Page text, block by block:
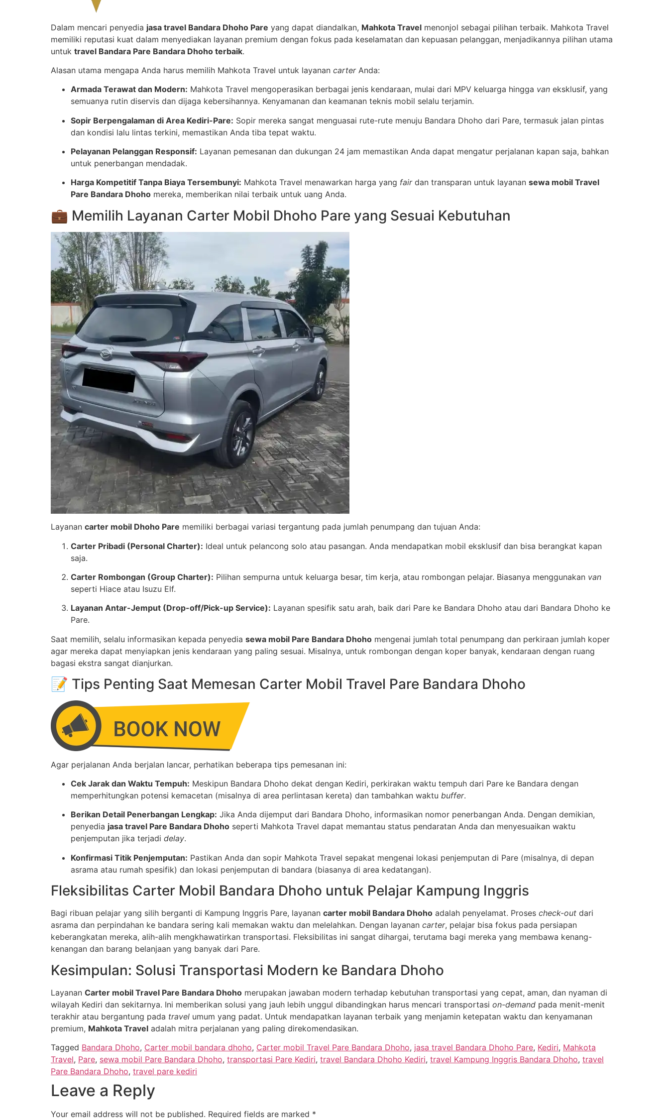
Dalam mencari penyedia jasa travel Bandara Dhoho Pare yang dapat diandalkan, Mahkota Travel menonjol sebagai pilihan terbaik. Mahkota Travel
memiliki reputasi kuat dalam menyediakan layanan premium dengan fokus pada keselamatan dan kepuasan pelanggan, menjadikannya pilihan utama
untuk travel Bandara Pare Bandara Dhoho terbaik.
Alasan utama mengapa Anda harus memilih Mahkota Travel untuk layanan carterAnda:
Armada Terawat dan Modern: Mahkota Travel mengoperasikan berbagai jenis kendaraan, mulai dari MPV keluarga hingga van eksklusif, yang
semuanya rutin diservis dan dijaga kebersihannya. Kenyamanan dan keamanan teknis mobil selalu terjamin.
Sopir Berpengalaman di Area Kediri-Pare: Sopir mereka sangat menguasai rute-rute menuju Bandara Dhoho dari Pare, termasuk jalan pintas
dan kondisi lalu lintas terkini, memastikan Anda tiba tepat waktu.
Pelayanan Pelanggan Responsif: Layanan pemesanan dan dukungan 24 jam memastikan Anda dapat mengatur perjalanan kapan saja, bahkan
untuk penerbangan mendadak.
Harga Kompetitif Tanpa Biaya Tersembunyi: Mahkota Travel menawarkan harga yang fairdan transparan untuk layanan sewa mobil Travel
Pare Bandara Dhoho mereka, memberikan nilai terbaik untuk uang Anda.
💼 Memilih Layanan Carter Mobil Dhoho Pare yang Sesuai Kebutuhan
Layanan carter mobil Dhoho Pare memiliki berbagai variasi tergantung pada jumlah penumpang dan tujuan Anda:
Carter Pribadi (Personal Charter): Ideal untuk pelancong solo atau pasangan. Anda mendapatkan mobil eksklusif dan bisa berangkat kapan
saja.
Carter Rombongan (Group Charter): Pilihan sempurna untuk keluarga besar, tim kerja, atau rombongan pelajar. Biasanya menggunakan van
seperti Hiace atau Isuzu Elf.
Layanan Antar-Jemput (Drop-off/Pick-up Service): Layanan spesifik satu arah, baik dari Pare ke Bandara Dhoho atau dari Bandara Dhoho ke
Pare.
Saat memilih, selalu informasikan kepada penyedia sewa mobil Pare Bandara Dhoho mengenai jumlah total penumpang dan perkiraan jumlah koper
agar mereka dapat menyiapkan jenis kendaraan yang paling sesuai. Misalnya, untuk rombongan dengan koper banyak, kendaraan dengan ruang
bagasi ekstra sangat dianjurkan.
📝 Tips Penting Saat Memesan Carter Mobil Travel Pare Bandara Dhoho
Agar perjalanan Anda berjalan lancar, perhatikan beberapa tips pemesanan ini:
Cek Jarak dan Waktu Tempuh: Meskipun Bandara Dhoho dekat dengan Kediri, perkirakan waktu tempuh dari Pare ke Bandara dengan
memperhitungkan potensi kemacetan (misalnya di area perlintasan kereta) dan tambahkan waktu buffer.
Berikan Detail Penerbangan Lengkap: Jika Anda dijemput dari Bandara Dhoho, informasikan nomor penerbangan Anda. Dengan demikian,
penyedia jasa travel Pare Bandara Dhoho seperti Mahkota Travel dapat memantau status pendaratan Anda dan menyesuaikan waktu
penjemputan jika terjadi delay.
Konfirmasi Titik Penjemputan: Pastikan Anda dan sopir Mahkota Travel sepakat mengenai lokasi penjemputan di Pare (misalnya, di depan
asrama atau rumah spesifik) dan lokasi penjemputan di bandara (biasanya di area kedatangan).
Fleksibilitas Carter Mobil Bandara Dhoho untuk Pelajar Kampung Inggris
Bagi ribuan pelajar yang silih berganti di Kampung Inggris Pare, layanan carter mobil Bandara Dhoho adalah penyelamat. Proses check-out dari
asrama dan perpindahan ke bandara sering kali memakan waktu dan melelahkan. Dengan layanan carter, pelajar bisa fokus pada persiapan
keberangkatan mereka, alih-alih mengkhawatirkan transportasi. Fleksibilitas ini sangat dihargai, terutama bagi mereka yang membawa kenang-
kenangan dan barang belanjaan yang banyak dari Pare.
Kesimpulan: Solusi Transportasi Modern ke Bandara Dhoho
Layanan Carter mobil Travel Pare Bandara Dhoho merupakan jawaban modern terhadap kebutuhan transportasi yang cepat, aman, dan nyaman di
wilayah Kediri dan sekitarnya. Ini memberikan solusi yang jauh lebih unggul dibandingkan harus mencari transportasi on-demand pada menit-menit
terakhir atau bergantung pada travel umum yang padat. Untuk mendapatkan layanan terbaik yang menjamin ketepatan waktu dan kenyamanan
premium, Mahkota Travel adalah mitra perjalanan yang paling direkomendasikan.
Tagged Bandara Dhoho, Carter mobil bandara dhoho, Carter mobil Travel Pare Bandara Dhoho, jasa travel Bandara Dhoho Pare, Kediri, Mahkota
Travel, Pare, sewa mobil Pare Bandara Dhoho, transportasi Pare Kediri, travel Bandara Dhoho Kediri, travel Kampung Inggris Bandara Dhoho, travel
Pare Bandara Dhoho, travel pare kediri
Leave a Reply
Your email address will not be published. Required fields are marked *